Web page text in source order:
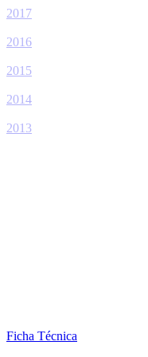
2017
2016
2015
2014
2013
Ficha Técnica